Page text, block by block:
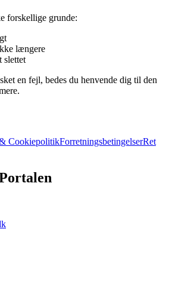
forskellige grunde:
længere
slettet
en fejl, bedes du henvende dig til den
CookiepolitikForretningsbetingelserRet